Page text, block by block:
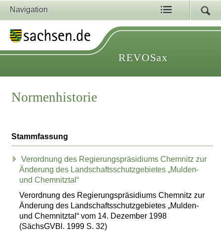
Navigation
REVOSax
Normenhistorie
Stammfassung
Verordnung des Regierungspräsidiums Chemnitz zur
Änderung des Landschaftsschutzgebietes „Mulden-
und Chemnitztal“
Verordnung des Regierungspräsidiums Chemnitz zur
Änderung des Landschaftsschutzgebietes „Mulden-
und Chemnitztal“ vom 14. Dezember 1998
(SächsGVBl. 1999 S. 32)